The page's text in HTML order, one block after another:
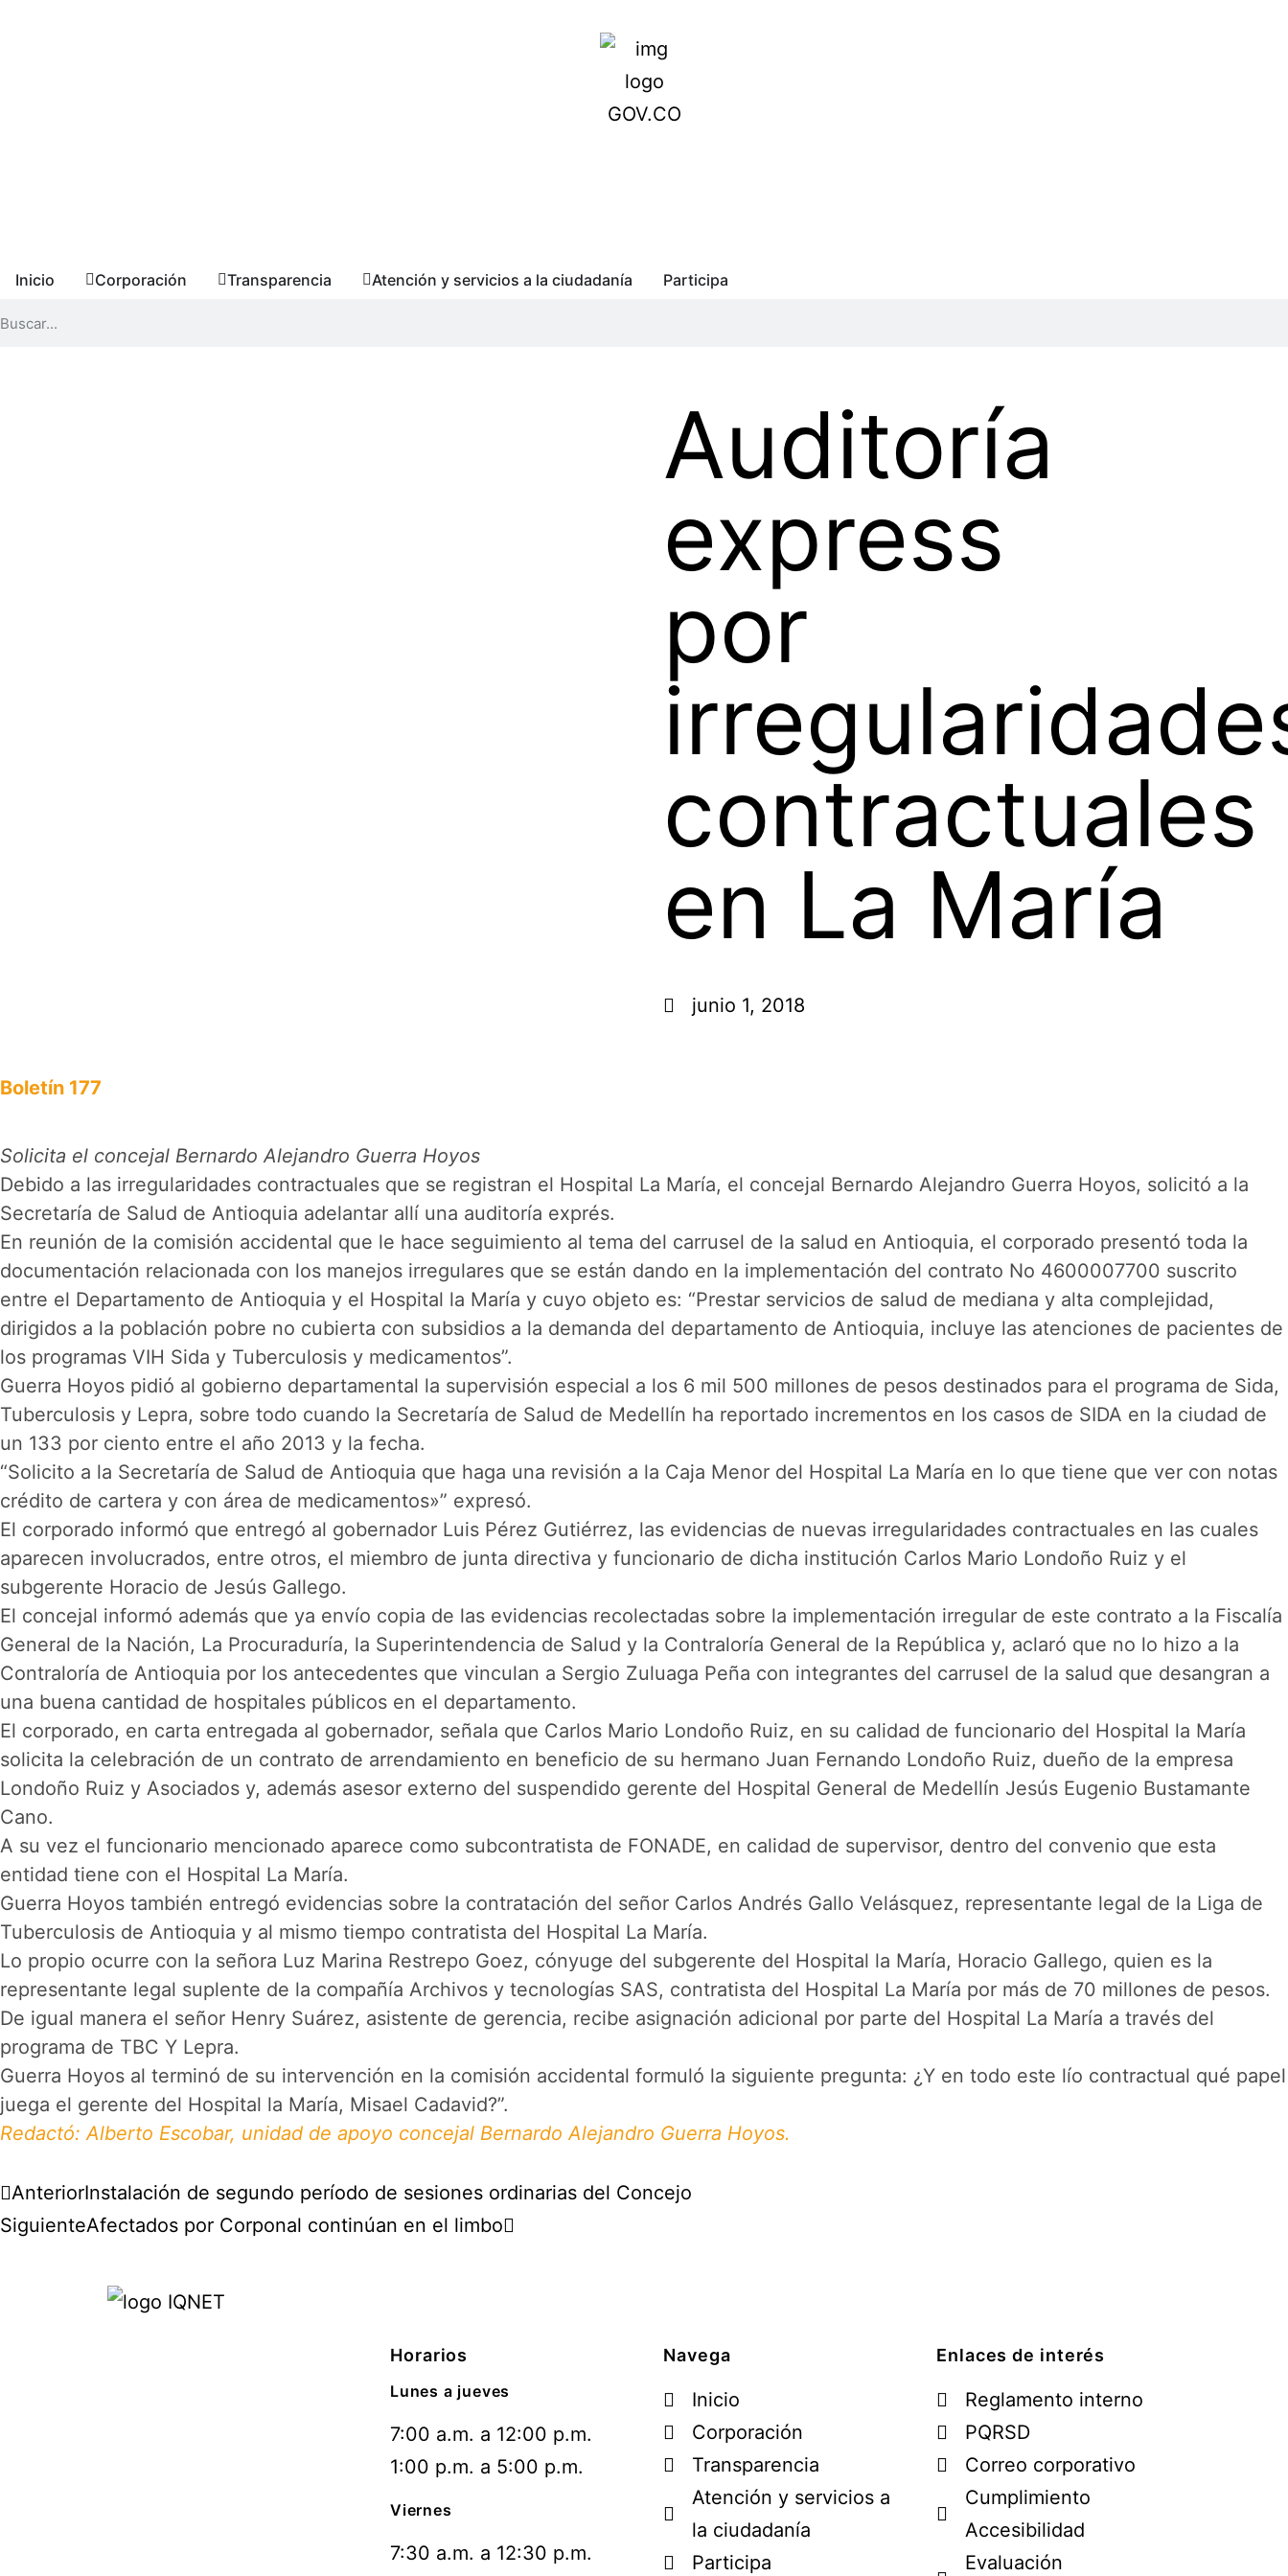
Inicio Corporación Transparencia Atención y servicios a la ciudadanía Participa
Auditoría
express
por
contractuales
en La María
junio 1, 2018
Boletín 177
Solicita el concejal Bernardo Alejandro Guerra Hoyos
Debido a las irregularidades contractuales que se registran el Hospital La María, el concejal Bernardo Alejandro Guerra Hoyos, solicitó a la
Secretaría de Salud de Antioquia adelantar allí una auditoría exprés.
En reunión de la comisión accidental que le hace seguimiento al tema del carrusel de la salud en Antioquia, el corporado presentó toda la
documentación relacionada con los manejos irregulares que se están dando en la implementación del contrato No 4600007700 suscrito
entre el Departamento de Antioquia y el Hospital la María y cuyo objeto es: “Prestar servicios de salud de mediana y alta complejidad,
dirigidos a la población pobre no cubierta con subsidios a la demanda del departamento de Antioquia, incluye las atenciones de pacientes de
los programas VIH Sida y Tuberculosis y medicamentos”.
Guerra Hoyos pidió al gobierno departamental la supervisión especial a los 6 mil 500 millones de pesos destinados para el programa de Sida,
Tuberculosis y Lepra, sobre todo cuando la Secretaría de Salud de Medellín ha reportado incrementos en los casos de SIDA en la ciudad de
un 133 por ciento entre el año 2013 y la fecha.
“Solicito a la Secretaría de Salud de Antioquia que haga una revisión a la Caja Menor del Hospital La María en lo que tiene que ver con notas
crédito de cartera y con área de medicamentos»” expresó.
El corporado informó que entregó al gobernador Luis Pérez Gutiérrez, las evidencias de nuevas irregularidades contractuales en las cuales
aparecen involucrados, entre otros, el miembro de junta directiva y funcionario de dicha institución Carlos Mario Londoño Ruiz y el
subgerente Horacio de Jesús Gallego.
El concejal informó además que ya envío copia de las evidencias recolectadas sobre la implementación irregular de este contrato a la Fiscalía
General de la Nación, La Procuraduría, la Superintendencia de Salud y la Contraloría General de la República y, aclaró que no lo hizo a la
Contraloría de Antioquia por los antecedentes que vinculan a Sergio Zuluaga Peña con integrantes del carrusel de la salud que desangran a
una buena cantidad de hospitales públicos en el departamento.
El corporado, en carta entregada al gobernador, señala que Carlos Mario Londoño Ruiz, en su calidad de funcionario del Hospital la María
solicita la celebración de un contrato de arrendamiento en beneficio de su hermano Juan Fernando Londoño Ruiz, dueño de la empresa
Londoño Ruiz y Asociados y, además asesor externo del suspendido gerente del Hospital General de Medellín Jesús Eugenio Bustamante
Cano.
A su vez el funcionario mencionado aparece como subcontratista de FONADE, en calidad de supervisor, dentro del convenio que esta
entidad tiene con el Hospital La María.
Guerra Hoyos también entregó evidencias sobre la contratación del señor Carlos Andrés Gallo Velásquez, representante legal de la Liga de
Tuberculosis de Antioquia y al mismo tiempo contratista del Hospital La María.
Lo propio ocurre con la señora Luz Marina Restrepo Goez, cónyuge del subgerente del Hospital la María, Horacio Gallego, quien es la
representante legal suplente de la compañía Archivos y tecnologías SAS, contratista del Hospital La María por más de 70 millones de pesos.
De igual manera el señor Henry Suárez, asistente de gerencia, recibe asignación adicional por parte del Hospital La María a través del
programa de TBC Y Lepra.
Guerra Hoyos al terminó de su intervención en la comisión accidental formuló la siguiente pregunta: ¿Y en todo este lío contractual qué papel
juega el gerente del Hospital la María, Misael Cadavid?”.
Redactó: Alberto Escobar, unidad de apoyo concejal Bernardo Alejandro Guerra Hoyos.
AnteriorInstalación de segundo período de sesiones ordinarias del Concejo
SiguienteAfectados por Corponal continúan en el limbo
Horarios
Lunes a jueves
7:00 a.m. a 12:00 p.m.
1:00 p.m. a 5:00 p.m.
Viernes
7:30 a.m. a 12:30 p.m.
Navega
Inicio
Corporación
Transparencia
Atención y servicios a
la ciudadanía
Participa
Enlaces de interés
Reglamento interno
PQRSD
Correo corporativo
Cumplimiento
Accesibilidad
Evaluación